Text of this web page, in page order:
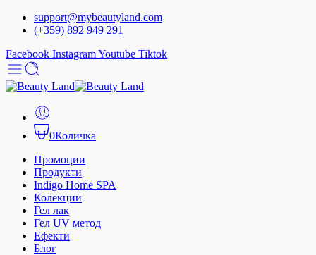
support@mybeautyland.com
(+359) 892 949 291
Facebook InstagramYoutube Tiktok
0Количка
Промоции
Продукти
Indigo Home SPA
Колекции
Гел лак
Гел UV метод
Ефекти
Блог